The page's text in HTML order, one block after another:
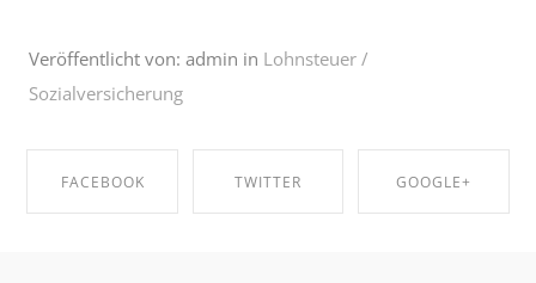
Veröffentlicht von: admin in Lohnsteuer /
Sozialversicherung
FACEBOOK TWITTER GOOGLE+